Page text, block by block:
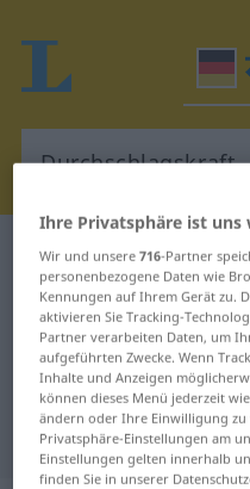
Deutsch-Kroatisch
Deutsch-
Übersetzung
Ihre Privatsphäre ist uns
Wir und unsere716-Partner
personenbezogene Daten wie
Kennungen auf Ihrem Gerät zu.
aktivieren Sie Tracking-
Partner verarbeiten Daten, um
aufgeführten Zwecke. Wenn
Inhalte und Anzeigen
können dieses Menü jederzeit
ändern oder Ihre Einwilligung
Privatsphäre-Einstellungen am
Einstellungen gelten innerhalb
finden Sie in unserer